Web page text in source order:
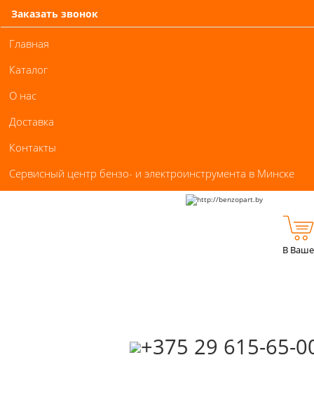
Заказать звонок
Главная
Каталог
О нас
Доставка
Контакты
Сервисный центр бензо- и электроинструмента в Минске
‎+375 29 615-65-
В